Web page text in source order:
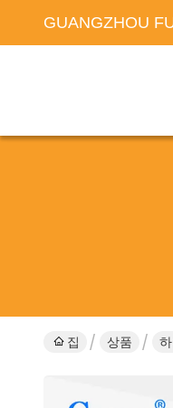
GUANGZHOU
집 상품